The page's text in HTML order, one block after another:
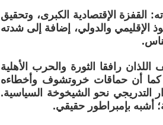
القفزة الإقتصادية الكبرى، وتحقيق
الإقليمي والدولي، إضافة إلى شدته
رافقا الثورة والحرب الأهلية
كما أن حماقات خروتشوف وأخطاءه
التدريجي نحو الشيخوخة السياسية.
أشبه بإمبراطور حقيقي.